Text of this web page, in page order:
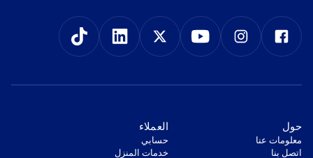
‫حول‬
معلومات عنا
اتصل بنا
‫العملاء‬
‫حسابي‬
‫خدمات المنزل‬